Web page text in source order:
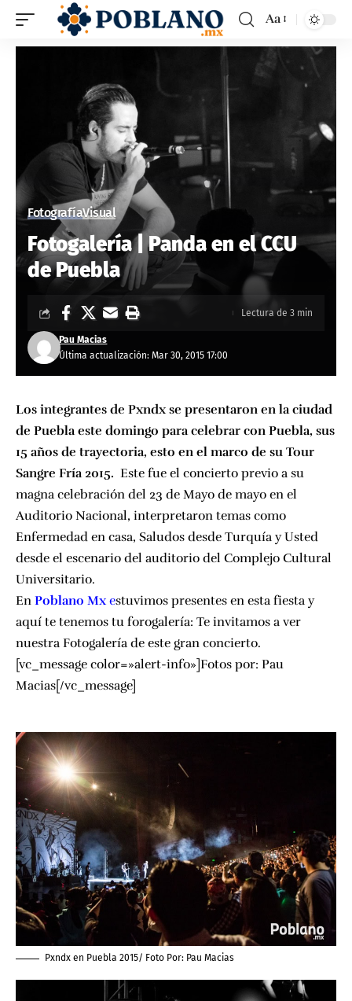
Aa
FotografíaVisual
Fotogalería | Panda en el CCU
de Puebla
Última actualización: Mar 30, 2015 17:00
Pau Macias
Lectura de 3 min
Los integrantes de Pxndx se presentaron en la ciudad
de Puebla este domingo para celebrar con Puebla, sus
15 años de trayectoria, esto en el marco de su Tour
Sangre Fría 2015. Este fue el concierto previo a su
magna celebración del 23 de Mayo de mayo en el
Auditorio Nacional, interpretaron temas como
Enfermedad en casa, Saludos desde Turquía y Usted
desde el escenario del auditorio del Complejo Cultural
Universitario.
En Poblano Mx estuvimos presentes en esta fiesta y
aquí te tenemos tu forogalería: Te invitamos a ver
nuestra Fotogalería de este gran concierto.
[vc_message color=»alert-info»]Fotos por: Pau
Macias[/vc_message]
Pxndx en Puebla 2015/ Foto Por: Pau Macias